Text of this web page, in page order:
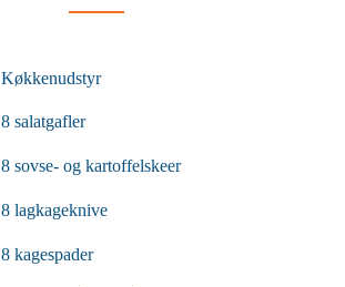
Køkkenudstyr
8 salatgafler
8 sovse- og kartoffelskeer
8 lagkageknive
8 kagespader